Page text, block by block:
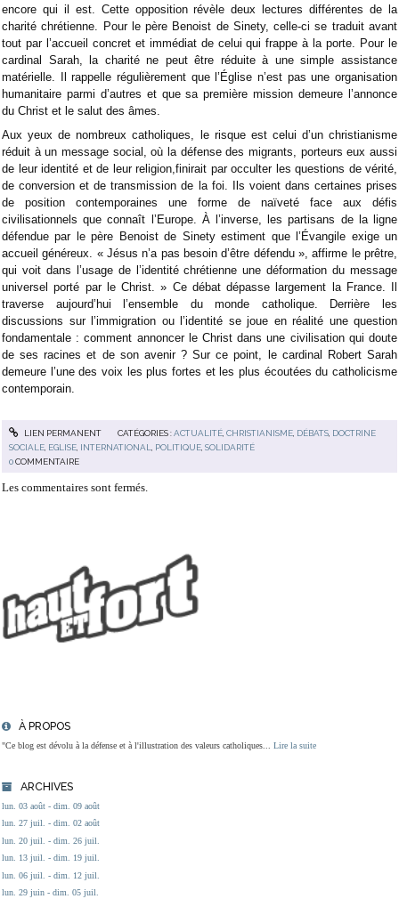
À PROPOS
"Ce blog est dévolu à la défense et à l'illustration des valeurs catholiques... Lire la suite
ARCHIVES
lun. 03 août - dim. 09 août
lun. 27 juil. - dim. 02 août
lun. 20 juil. - dim. 26 juil.
lun. 13 juil. - dim. 19 juil.
lun. 06 juil. - dim. 12 juil.
lun. 29 juin - dim. 05 juil.
encore qui il est. Cette opposition révèle deux lectures différentes de la
charité chrétienne. Pour le père Benoist de Sinety, celle-ci se traduit avant
tout par l’accueil concret et immédiat de celui qui frappe à la porte. Pour le
cardinal Sarah, la charité ne peut être réduite à une simple assistance
matérielle. Il rappelle régulièrement que l’Église n’est pas une organisation
humanitaire parmi d’autres et que sa première mission demeure l’annonce
du Christ et le salut des âmes.
Aux yeux de nombreux catholiques, le risque est celui d’un christianisme
réduit à un message social, où la défense des migrants, porteurs eux aussi
de leur identité et de leur religion,finirait par occulter les questions de vérité,
de conversion et de transmission de la foi. Ils voient dans certaines prises
de position contemporaines une forme de naïveté face aux défis
civilisationnels que connaît l’Europe. À l’inverse, les partisans de la ligne
défendue par le père Benoist de Sinety estiment que l’Évangile exige un
accueil généreux. « Jésus n’a pas besoin d’être défendu », affirme le prêtre,
qui voit dans l’usage de l’identité chrétienne une déformation du message
universel porté par le Christ. » Ce débat dépasse largement la France. Il
traverse aujourd’hui l’ensemble du monde catholique. Derrière les
discussions sur l’immigration ou l’identité se joue en réalité une question
fondamentale : comment annoncer le Christ dans une civilisation qui doute
de ses racines et de son avenir ? Sur ce point, le cardinal Robert Sarah
demeure l’une des voix les plus fortes et les plus écoutées du catholicisme
contemporain.
LIEN PERMANENT CATÉGORIES :ACTUALITÉ, CHRISTIANISME, DÉBATS, DOCTRINE
SOCIALE EGLISE INTERNATIONAL POLITIQUE ,SOLIDARITÉ
0COMMENTAIRE
Les commentaires sont fermés.